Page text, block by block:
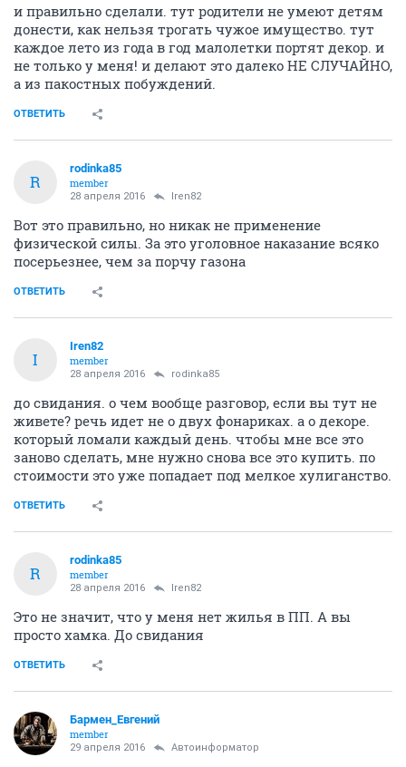
и правильно сделали. тут родители не умеют детям
донести, как нельзя трогать чужое имущество. тут
каждое лето из года в год малолетки портят декор. и
не только у меня! и делают это далеко НЕ СЛУЧАЙНО,
а из пакостных побуждений.
ОТВЕТИТЬ
R
rodinka85
member
28 апреля 2016 Iren82
Вот это правильно, но никак не применение
физической силы. За это уголовное наказание всяко
посерьезнее, чем за порчу газона
ОТВЕТИТЬ
I
Iren82
member
28 апреля 2016 rodinka85
до свидания. о чем вообще разговор, если вы тут не
живете? речь идет не о двух фонариках. а о декоре.
который ломали каждый день. чтобы мне все это
заново сделать, мне нужно снова все это купить. по
стоимости это уже попадает под мелкое хулиганство.
ОТВЕТИТЬ
R
rodinka85
member
28 апреля 2016 Iren82
Это не значит, что у меня нет жилья в ПП. А вы
просто хамка. До свидания
ОТВЕТИТЬ
Бармен_Евгений
member
29 апреля 2016 Автоинформатор